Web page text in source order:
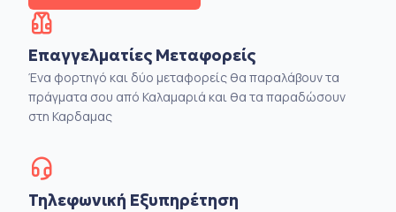
Επαγγελματίες Μεταφορείς
Ένα φορτηγό και δύο μεταφορείς θα παραλάβουν τα
πράγματα σου από Καλαμαριά και θα τα παραδώσουν
στη Καρδαμας
Τηλεφωνική Εξυπηρέτηση